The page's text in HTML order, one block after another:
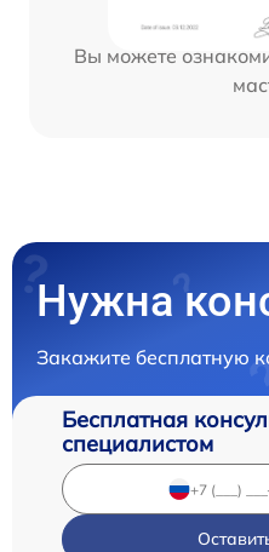
Вы можете
Нужна
Закажите бесплатную
Бесплатная
специалистом